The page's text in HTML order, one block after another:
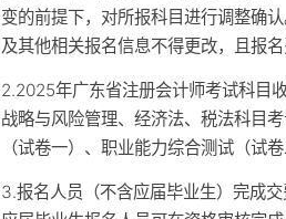
变的前提下，对所报科目进行调整确
及其他相关报名信息不得更改，且报名
2.2025年广东省注册会计师考试科目
战略与风险管理、经济法、税法科目
（试卷一）、职业能力综合测试（试
3.报名人员（不含应届毕业生）完成